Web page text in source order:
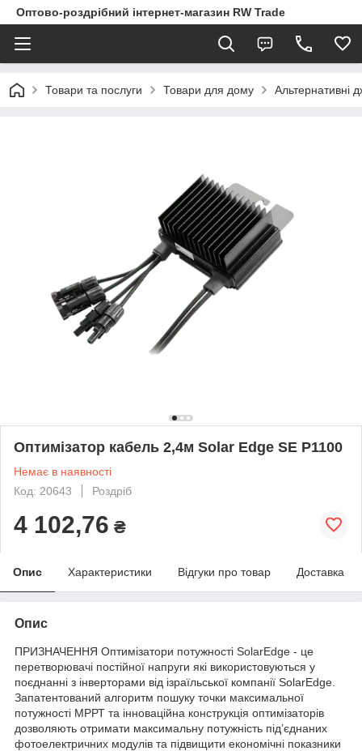
Оптово-роздрібний інтернет-магазин RW Trade
Товари та послуги Товари для дому Альтернативні
Оптимізатор кабель 2,4м Solar Edge SE P1100
Немає в наявності
Код: 20643
Роздріб
4 102,76 ₴
Опис Характеристики Відгуки про товар Доставка
Опис
ПРИЗНАЧЕННЯ Оптимізатори потужності SolarEdge - це
перетворювачі постійної напруги які використовуються у
поєднанні з інверторами від ізраїльської компанії SolarEdge.
Запатентований алгоритм пошуку точки максимальної
потужності МРРТ та інноваційна конструкція оптимізаторів
дозволяють отримати максимальну потужність під’єднаних
фотоелектричних модулів та підвищити економічні показники